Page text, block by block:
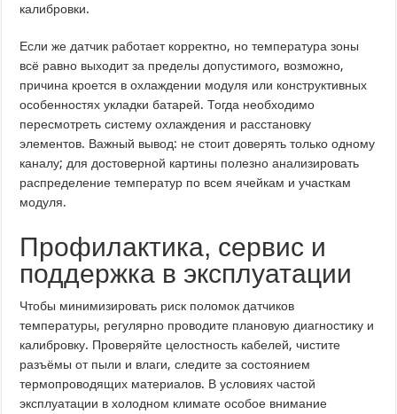
калибровки.
Если же датчик работает корректно, но температура зоны
всё равно выходит за пределы допустимого, возможно,
причина кроется в охлаждении модуля или конструктивных
особенностях укладки батарей. Тогда необходимо
пересмотреть систему охлаждения и расстановку
элементов. Важный вывод: не стоит доверять только одному
каналу; для достоверной картины полезно анализировать
распределение температур по всем ячейкам и участкам
модуля.
Профилактика, сервис и
поддержка в эксплуатации
Чтобы минимизировать риск поломок датчиков
температуры, регулярно проводите плановую диагностику и
калибровку. Проверяйте целостность кабелей, чистите
разъёмы от пыли и влаги, следите за состоянием
термопроводящих материалов. В условиях частой
эксплуатации в холодном климате особое внимание